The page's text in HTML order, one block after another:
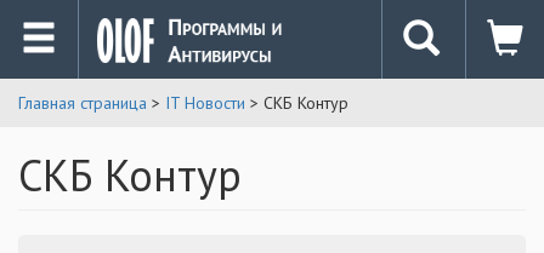
Главная страница > IT Новости > СКБ Контур
СКБ Контур